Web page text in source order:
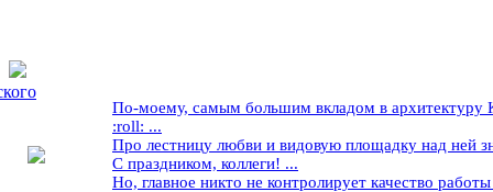
По-моему, самым большим вкладом в архитектуру
:roll: ...
Про лестницу любви и видовую площадку над ней
С праздником, коллеги! ...
Но, главное никто не контролирует качество